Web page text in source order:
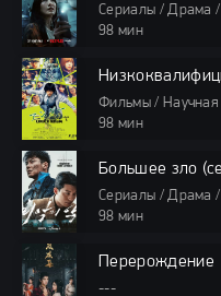
Сериалы / Драма
98 мин
Фильмы /
98 мин
Большее зло
Сериалы / Драма
98 мин
Перерождение
---